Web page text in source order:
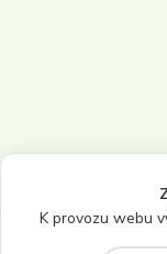
K provozu webu